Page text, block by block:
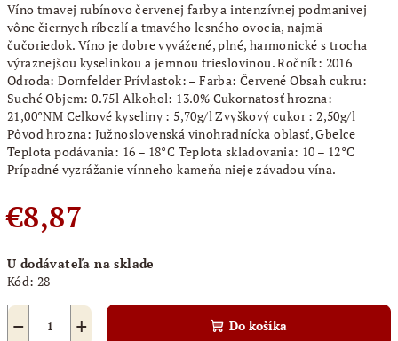
Víno tmavej rubínovo červenej farby a intenzívnej podmanivej
vône čiernych ríbezlí a tmavého lesného ovocia, najmä
čučoriedok. Víno je dobre vyvážené, plné, harmonické s trocha
výraznejšou kyselinkou a jemnou trieslovinou. Ročník: 2016
Odroda: Dornfelder Prívlastok: – Farba: Červené Obsah cukru:
Suché Objem: 0.75l Alkohol: 13.0% Cukornatosť hrozna:
21,00°NM Celkové kyseliny : 5,70g/l Zvyškový cukor : 2,50g/l
Pôvod hrozna: Južnoslovenská vinohradnícka oblasť, Gbelce
Teplota podávania: 16 – 18°C Teplota skladovania: 10 – 12°C
Prípadné vyzrážanie vínneho kameňa nieje závadou vína.
€8,87
cena:
U dodávateľa na sklade
Kód: 28
+
− Do košíka